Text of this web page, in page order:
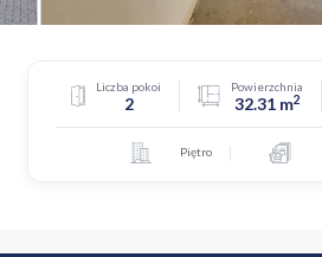
Liczba pokoi
2
Powierzchnia
32.31 m2
Piętro